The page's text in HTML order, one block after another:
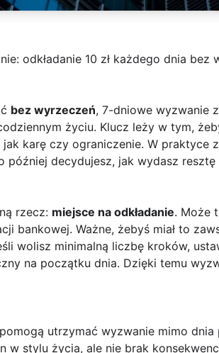
odkładanie 10 zł każdego dnia bez
bez wyrzeczeń, 7-dniowe wyzwanie
życiu. Klucz leży w tym,
jak karę czy ograniczenie. W praktyce
później decydujesz, jak wydasz resztę
rzecz: miejsce na odkładanie. Może
bankowej. Ważne, żebyś miał to
wolisz minimalną liczbę kroków,
na początku dnia. Dzięki temu
utrzymać wyzwanie mimo dnia
w stylu życia, ale nie brak